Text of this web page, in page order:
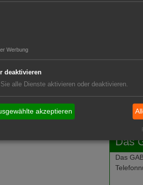
Das
Das
Werbung
deaktivieren
alle Dienste aktivieren oder deaktivieren.
akzeptieren